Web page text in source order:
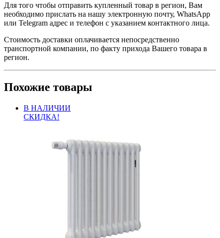
Для того чтобы отправить купленный товар в регион, Вам
необходимо прислать на нашу электронную почту, WhatsApp
или Telegram адрес и телефон с указанием контактного лица.
Стоимость доставки оплачивается непосредственно
транспортной компании, по факту прихода Вашего товара в
регион.
Похожие товары
В НАЛИЧИИ
СКИДКА!